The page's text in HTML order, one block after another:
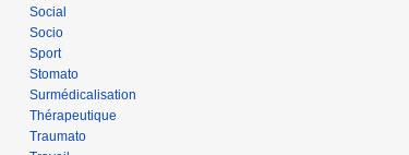
Social
Socio
Sport
Stomato
Surmédicalisation
Thérapeutique
Traumato